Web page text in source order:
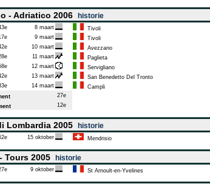
- Adriatico 2006 historie
8 maart Tivoli
9 maart Tivoli
10 maart Avezzano
11 maart Paglieta
12 maart Servigliano
13 maart San Benedetto Del Tronto
14 maart Campli
27e
12e
Lombardia 2005 historie
15 oktober Mendrisio
Tours 2005 historie
9 oktober St Arnoult-en-Yvelines